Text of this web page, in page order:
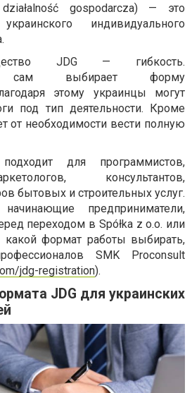
gospodarcza) — это
индивидуального
JDG — гибкость.
сам выбирает форму
этому украинцы могут
под тип деятельности. Кроме
от необходимости вести полную
для программистов,
консультантов,
бытовых и строительных услуг.
предприниматели,
переходом в Spółka z o.o. или
формат работы выбирать,
SMK Proconsult
jdg-registration).
JDG для украинских